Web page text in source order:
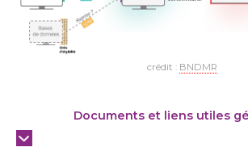
crédit : BNDMR
Documents et liens utiles